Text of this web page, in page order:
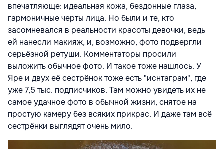
впечатляюще: идеальная кожа, бездонные глаза,
гармоничные черты лица. Но были и те, кто
засомневался в реальности красоты девочки, ведь
ей нанесли макияж, и, возможно, фото подвергли
серьёзной ретуши. Комментаторы просили
выложить обычное фото. И такое тоже нашлось. У
Яре и двух её сестрёнок тоже есть "иснтаграм", где
уже 7,5 тыс. подписчиков. Там можно увидеть их не
самое удачное фото в обычной жизни, снятое на
простую камеру без всяких прикрас. И даже там всё
сестрёнки выглядят очень мило.